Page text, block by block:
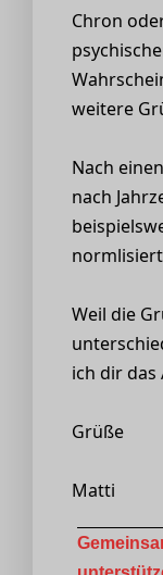
Chron
weitere
Nach
nach
Weil die
ich dir das
Grüße
Matti